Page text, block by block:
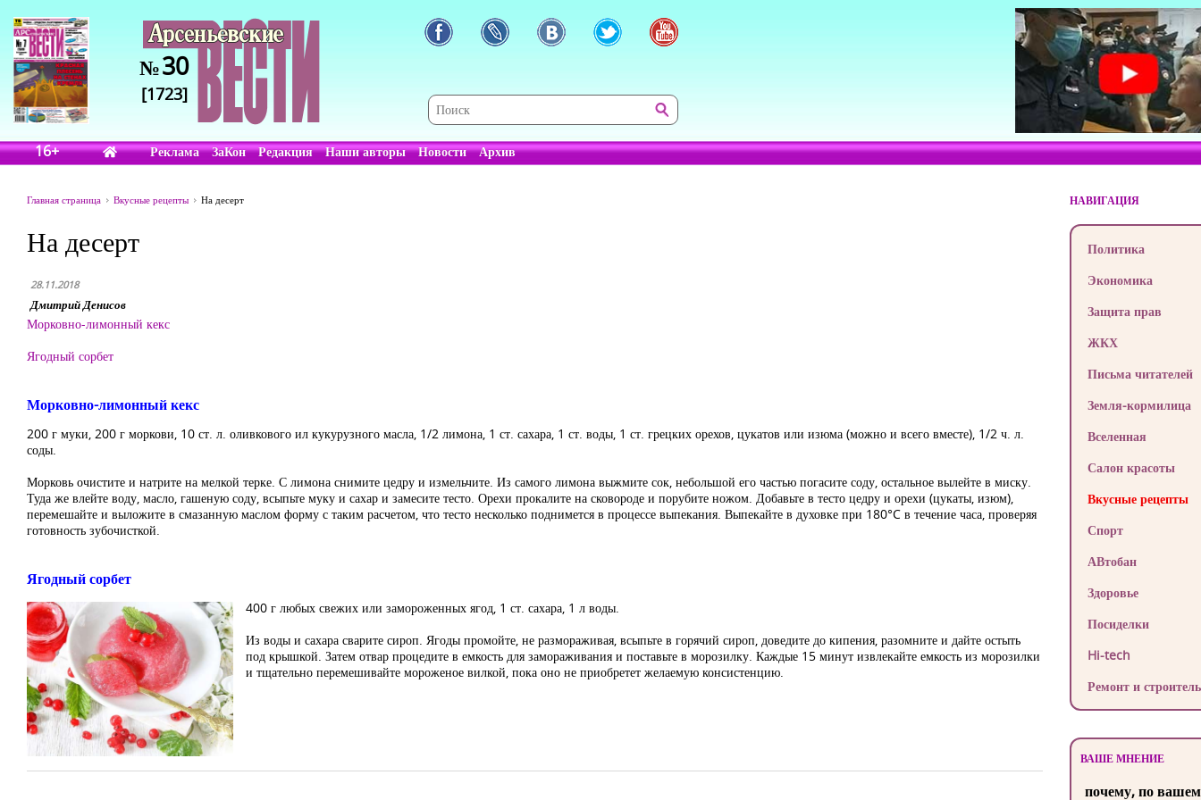
№30
[1723]
16+ Реклама ЗаКон Редакция Наши авторы Новости Архив
Главная страница Вкусные рецепты На десерт
На десерт
28.11.2018
Дмитрий Денисов
Морковно-лимонный кекс
Ягодный сорбет
Морковно-лимонный кекс
200 г муки, 200 г моркови, 10 ст. л. оливкового ил кукурузного масла, 1/2 лимона, 1 ст. сахара, 1 ст. воды, 1 ст. грецких орехов, цукатов или изюма (можно и всего вместе), 1/2 ч. л.
соды.
Морковь очистите и натрите на мелкой терке. С лимона снимите цедру и измельчите. Из самого лимона выжмите сок, небольшой его частью погасите соду, остальное вылейте в миску.
Туда же влейте воду, масло, гашеную соду, всыпьте муку и сахар и замесите тесто. Орехи прокалите на сковороде и порубите ножом. Добавьте в тесто цедру и орехи (цукаты, изюм),
перемешайте и выложите в смазанную маслом форму с таким расчетом, что тесто несколько поднимется в процессе выпекания. Выпекайте в духовке при 180°C в течение часа, проверяя
готовность зубочисткой.
Ягодный сорбет
400 г любых свежих или замороженных ягод, 1 ст. сахара, 1 л воды.
Из воды и сахара сварите сироп. Ягоды промойте, не размораживая, всыпьте в горячий сироп, доведите до кипения, разомните и дайте остыть
под крышкой. Затем отвар процедите в емкость для замораживания и поставьте в морозилку. Каждые 15 минут извлекайте емкость из морозилки
и тщательно перемешивайте мороженое вилкой, пока оно не приобретет желаемую консистенцию.
НАВИГАЦИЯ
Политика
Экономика
Защита прав
ЖКХ
Письма читателей
Земля-кормилица
Вселенная
Салон красоты
Вкусные рецепты
Спорт
АВтобан
Здоровье
Посиделки
Hi-tech
Ремонт и
ВАШЕ МНЕНИЕ
почему, по